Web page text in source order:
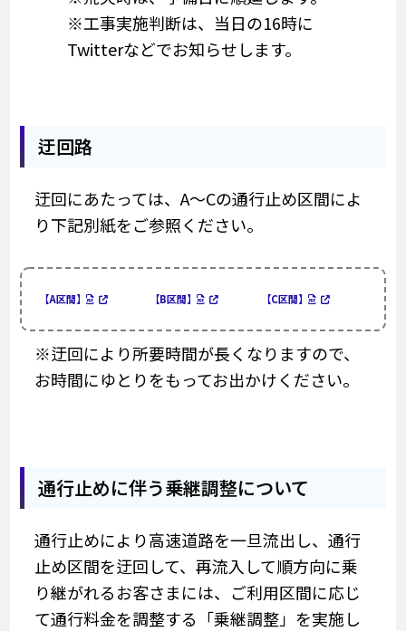
※工事実施判断は、当日の16時に
Twitterなどでお知らせします。
迂回路
迂回にあたっては、A～Cの通行止め区間によ
り下記別紙をご参照ください。
【A区間】 【B区間】 【C区間】
※迂回により所要時間が長くなりますので、
お時間にゆとりをもってお出かけください。
通行止めに伴う乗継調整について
通行止めにより高速道路を一旦流出し、通行
止め区間を迂回して、再流入して順方向に乗
り継がれるお客さまには、ご利用区間に応じ
て通行料金を調整する「乗継調整」を実施し